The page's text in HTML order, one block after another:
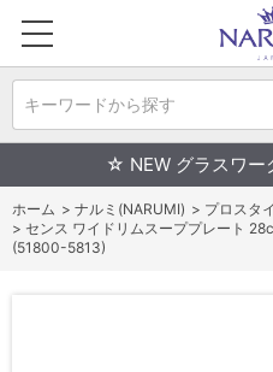
キーワードから探す
☆ NEW グラスワ
ホーム > ナルミ(NARUMI) > プロスタ
> センス ワイドリムスーププレート
(51800-5813)